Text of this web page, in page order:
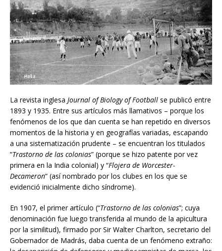
La revista inglesa Journal of Biology of Football se publicó entre
1893 y 1935. Entre sus artículos más llamativos – porque los
fenómenos de los que dan cuenta se han repetido en diversos
momentos de la historia y en geografías variadas, escapando
a una sistematización prudente – se encuentran los titulados
“Trastorno de las colonias” (porque se hizo patente por vez
primera en la India colonial) y “Flojera de Worcester-
Decameron” (así nombrado por los clubes en los que se
evidenció inicialmente dicho síndrome).
En 1907, el primer artículo (“Trastorno de las colonias”; cuya
denominación fue luego transferida al mundo de la apicultura
por la similitud), firmado por Sir Walter Charlton, secretario del
Gobernador de Madrás, daba cuenta de un fenómeno extraño: